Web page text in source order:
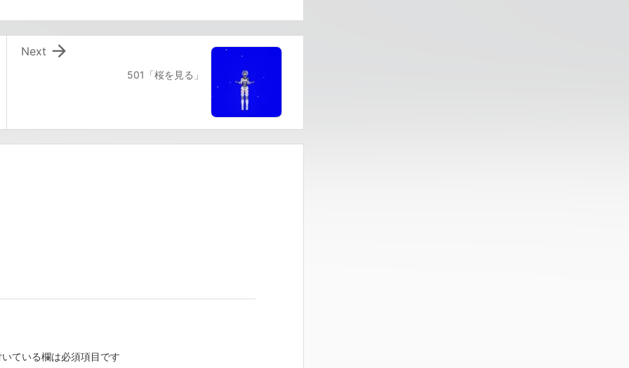
501「桜を見る」

Next
ている欄は必須項目です